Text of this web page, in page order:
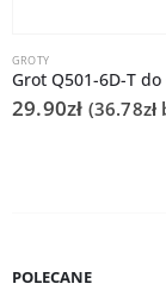
GROTY
29.90zł (36.78zł
POLECANE